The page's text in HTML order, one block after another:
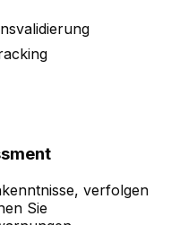
verfolgen
Sie